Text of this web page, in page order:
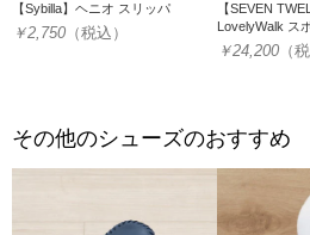
【Sybilla】ヘニオ スリッパ
￥2,750 （税込）
【SEVEN
LovelyWalk ス
￥24,200 （
その他のシューズのおすすめ